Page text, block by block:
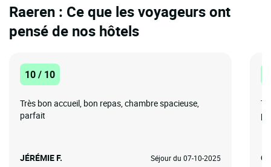
Raeren : Ce que les voyageurs ont
pensé de nos hôtels
10 / 10
Très bon accueil, bon repas, chambre spacieuse,
parfait
JÉRÉMIE F. Séjour du 07-10-2025